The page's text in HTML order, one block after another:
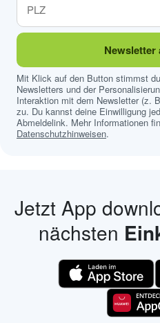
Newsletter
Mit Klick auf den Button stimmst
Newsletters und der
Interaktion mit dem Newsletter (z.
zu. Du kannst deine Einwilligung
Abmeldelink. Mehr Informationen
Datenschutzhinweisen.
Jetzt App
nächsten